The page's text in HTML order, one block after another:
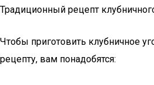
Традиционный рецепт
Чтобы приготовить клубничное
рецепту, вам понадобятся: